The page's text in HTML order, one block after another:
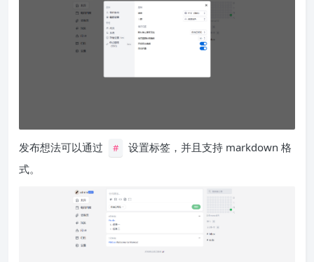
发布想法可以通过 #
设置标签，并且支持 markdown 格
式。